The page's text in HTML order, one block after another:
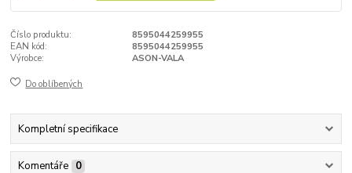
Číslo produktu:
8595044259955
EAN kód:
8595044259955
Výrobce:
ASON-VALA
Do oblíbených
Kompletní specifikace
Komentáře 0